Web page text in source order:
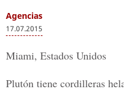
Agencias
17.07.2015
Miami, Estados Unidos
Plutón tiene cordilleras